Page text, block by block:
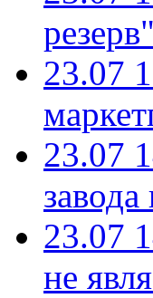
23.07
23.07
23.07
не